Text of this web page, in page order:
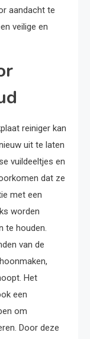
aandacht te
veilige en
reiniger kan
uit te laten
vuildeeltjes en
dat ze
met een
worden
te houden.
van de
Het
een
om
Door deze